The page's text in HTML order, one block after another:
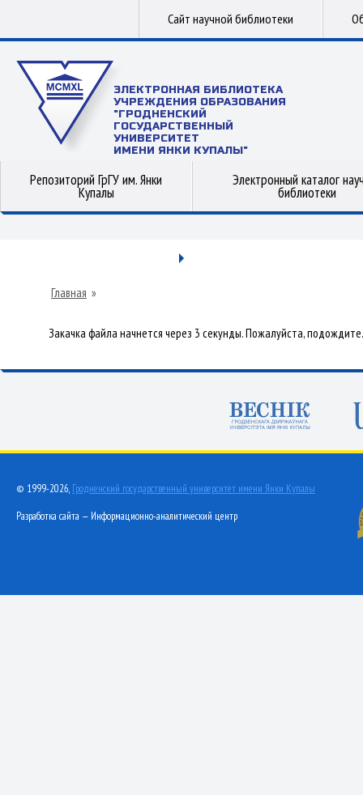
Сайт научной библиотеки
ЭЛЕКТРОННАЯ БИБЛИОТЕКА
УЧРЕЖДЕНИЯ ОБРАЗОВАНИЯ
"ГРОДНЕНСКИЙ
ГОСУДАРСТВЕННЫЙ
УНИВЕРСИТЕТ
ИМЕНИ ЯНКИ КУПАЛЫ"
Репозиторий ГрГУ им. Янки
Купалы
Электронный каталог
библиотеки
Главная »
Закачка файла начнется через 3 секунды. Пожалуйста, подождите.
© 1999-2026, Гродненский государственный университет имени Янки Купалы
Разработка сайта — Информационно-аналитический центр